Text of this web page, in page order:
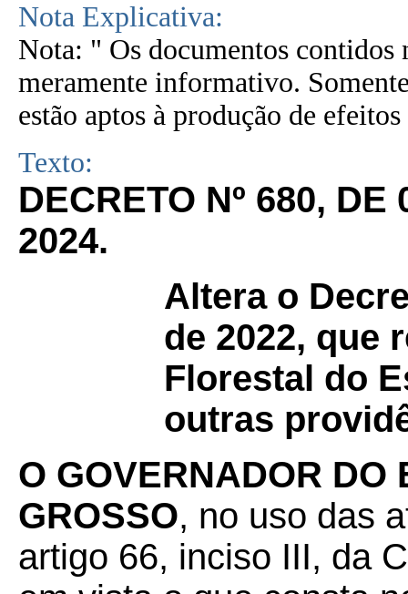
Nota Explicativa:
Nota: " Os documentos contidos
meramente informativo.
estão aptos à produção de
Texto:
DECRETO Nº 680,
2024.
Altera o
de 2022, que
Florestal do
outras
O GOVERNADOR DO
GROSSO, no uso das
artigo 66, inciso III, da